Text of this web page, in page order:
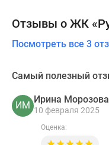
Отзывы о ЖК
Посмотреть все 3
Самый полезный
ИМ
Ирина Морозова
10 февраля 2025
Оценка: